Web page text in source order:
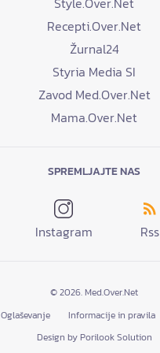
Recepti.Over.Net
Žurnal24
Styria Media SI
Zavod Med.Over.Net
Mama.Over.Net
SPREMLJAJTE NAS
Instagram Rss
© 2026. Med.Over.Net
Oglaševanje Informacije in pravila
Design by Porilook Solution